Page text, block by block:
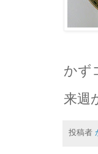
かず
来週
投稿者